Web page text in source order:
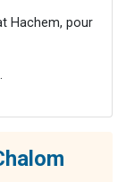
Hachem, pour